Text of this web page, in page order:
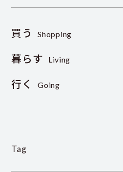
買う Shopping
暮らす Living
行く Going
Tag